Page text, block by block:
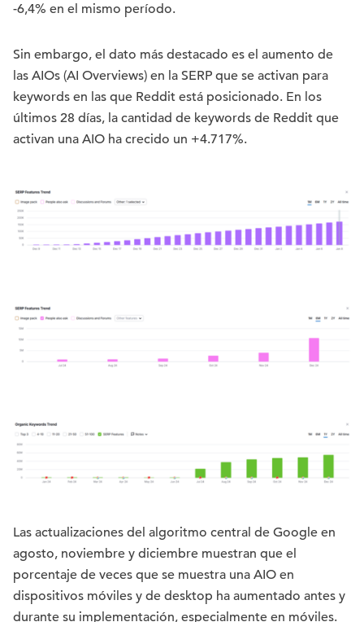
-6,4% en el mismo período.
Sin embargo, el dato más destacado es el aumento de
las AIOs (AI Overviews) en la SERP que se activan para
keywords en las que Reddit está posicionado. En los
últimos 28 días, la cantidad de keywords de Reddit que
activan una AIO ha crecido un +4.717%.
Las actualizaciones del algoritmo central de Google en
agosto, noviembre y diciembre muestran que el
porcentaje de veces que se muestra una AIO en
dispositivos móviles y de desktop ha aumentado antes y
durante su implementación, especialmente en móviles.